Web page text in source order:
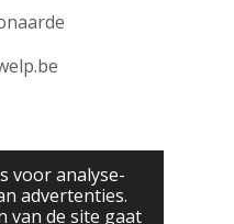
voor analyse-
advertenties.
van de site gaat